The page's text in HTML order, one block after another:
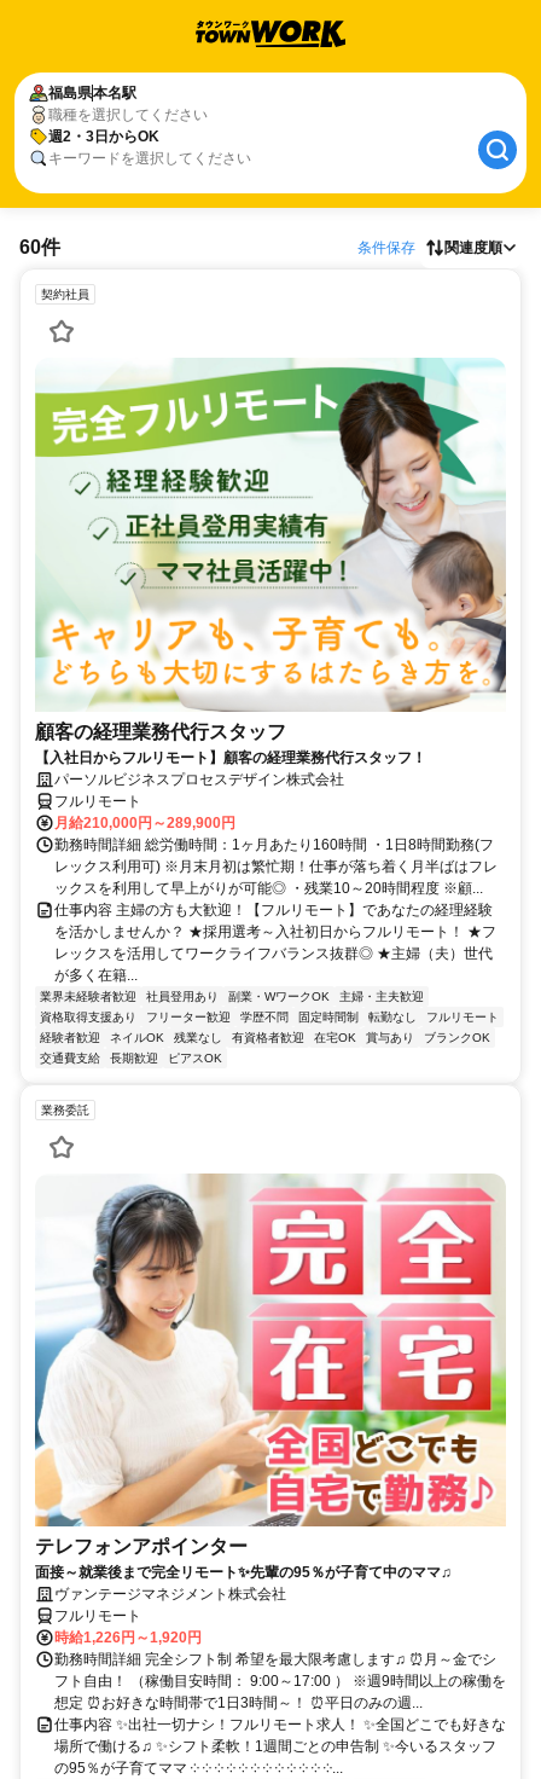
福島県本名駅
職種を選択してください
週2・3日からOK
キーワードを選択してください
60件 条件保存 関連度順
契約社員
顧客の経理業務代行スタッフ
【入社日からフルリモート】顧客の経理業務代行スタッフ！
パーソルビジネスプロセスデザイン株式会社
フルリモート
月給210,000円～289,900円
勤務時間詳細 総労働時間：1ヶ月あたり160時間 ・1日8時間勤務(フ
レックス利用可) ※月末月初は繁忙期！仕事が落ち着く月半ばはフレ
ックスを利用して早上がりが可能◎ ・残業10～20時間程度 ※顧...
仕事内容 主婦の方も大歓迎！【フルリモート】であなたの経理経験
を活かしませんか？ ★採用選考～入社初日からフルリモート！ ★フ
レックスを活用してワークライフバランス抜群◎ ★主婦（夫）世代
が多く在籍...
業界未経験者歓迎 社員登用あり 副業・WワークOK
主婦・主夫歓迎
資格取得支援あり
フリーター歓迎 学歴不問 固定時間制 転勤なし
フルリモート
経験者歓迎
ネイルOK 残業なし 有資格者歓迎 在宅OK 賞与あり
ブランクOK
交通費支給
長期歓迎 ピアスOK
業務委託
テレフォンアポインター
面接～就業後まで完全リモート✨先輩の95％が子育て中のママ♫
ヴァンテージマネジメント株式会社
フルリモート
時給1,226円～1,920円
勤務時間詳細 完全シフト制 希望を最大限考慮します♫ ⏰月～金でシ
フト自由！ （稼働目安時間： 9:00～17:00 ） ※週9時間以上の稼働を
想定 ⏰お好きな時間帯で1日3時間～！ ⏰平日のみの週...
仕事内容 ✨出社一切ナシ！フルリモート求人！ ✨全国どこでも好きな
場所で働ける♫ ✨シフト柔軟！1週間ごとの申告制 ✨今いるスタッフ
の95％が子育てママ ༶ ༶ ༶ ༶ ༶ ༶ ༶ ༶ ༶ ༶ ༶ ༶...